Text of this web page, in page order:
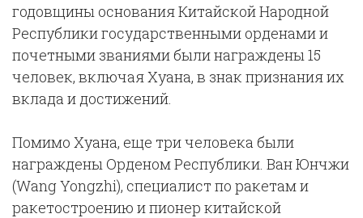
годовщины основания Китайской Народной
Республики государственными орденами и
почетными званиями были награждены 15
человек, включая Хуана, в знак признания их
вклада и достижений.
Помимо Хуана, еще три человека были
награждены Орденом Республики. Ван Юнчжи
(Wang Yongzhi), специалист по ракетам и
ракетостроению и пионер китайской